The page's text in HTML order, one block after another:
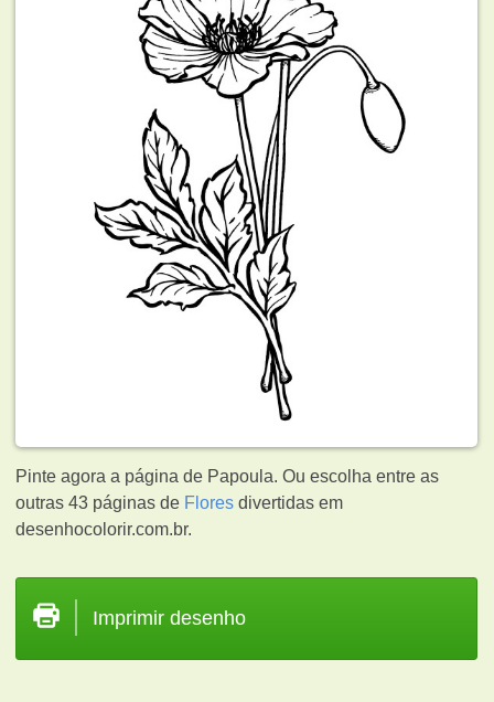
Pinte agora a página de Papoula. Ou escolha entre as
outras 43 páginas de Flores divertidas em
desenhocolorir.com.br.
Imprimir desenho